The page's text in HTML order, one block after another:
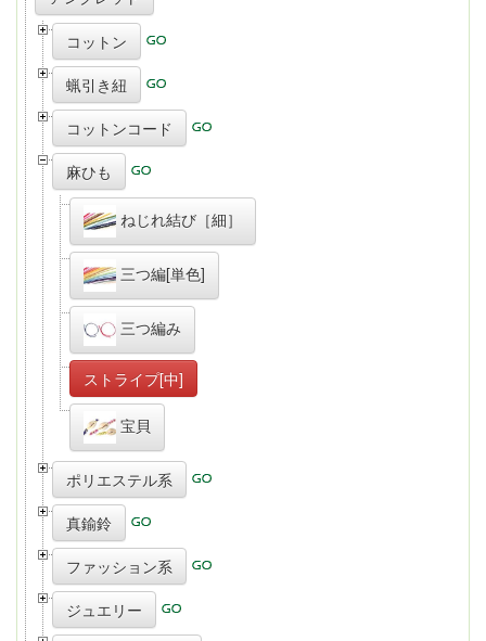
コットン
蝋引き紐
コットンコード
麻ひも
ねじれ結び［細］
三つ編[単色]
三つ編み
ストライプ[中]
宝貝
ポリエステル系
真鍮鈴
ファッション系
ジュエリー